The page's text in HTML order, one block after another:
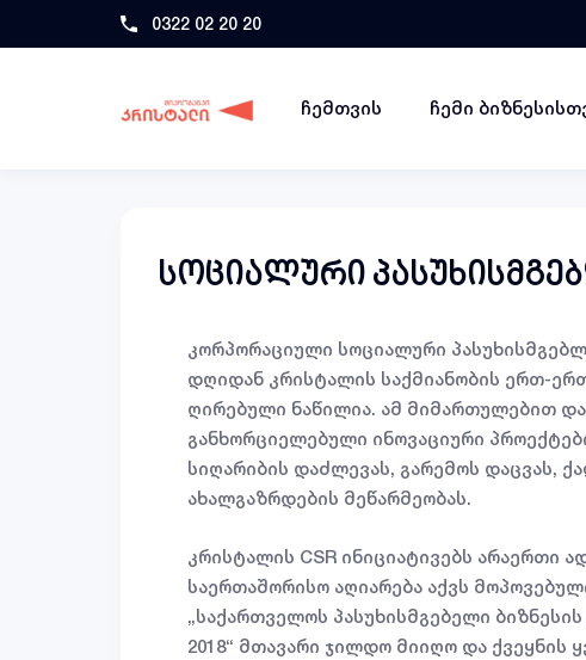
0322 02 20 20
ჩემთვის ჩემი
სოციალური
კორპორაციული სოციალური
დღიდან კრისტალის საქმიანობის ერთ-
ღირებული ნაწილია. ამ მიმართულებით
განხორციელებული ინოვაციური
სიღარიბის დაძლევას, გარემოს დაცვას,
ახალგაზრდების მეწარმეობას.
კრისტალის CSR ინიციატივებს არაერთი
საერთაშორისო აღიარება აქვს
„საქართველოს პასუხისმგებელი
2018“ მთავარი ჯილდო მიიღო და ქვეყნის